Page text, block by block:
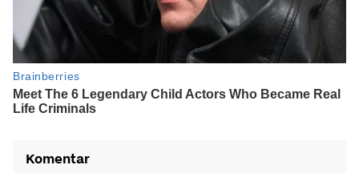
Komentar